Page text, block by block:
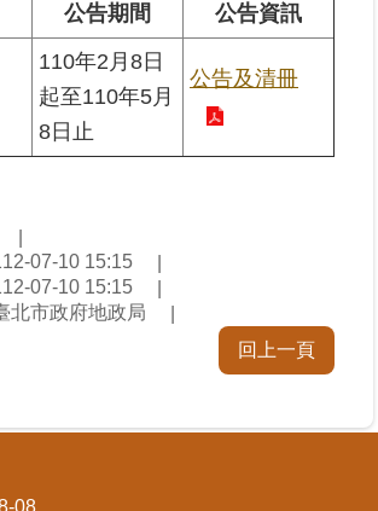
公告期間 公告資訊
110年2月8日
起至110年5月
8日止
公告及清冊
07-10 15:15
07-10 15:15
北市政府地政局
回上一頁